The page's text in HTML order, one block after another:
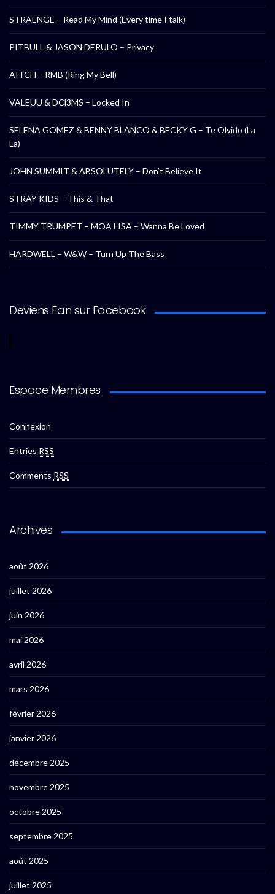
STRAENGE – Read My Mind (Every time I talk)
PITBULL & JASON DERULO – Privacy
AITCH – RMB (Ring My Bell)
VALEUU & DCl3MS – Locked In
SELENA GOMEZ & BENNY BLANCO & BECKY G – Te Olvido (La
La)
JOHN SUMMIT & ABSOLUTELY – Don’t Believe It
STRAY KIDS – This & That
TIMMY TRUMPET – MOA LISA – Wanna Be Loved
HARDWELL – W&W – Turn Up The Bass
Deviens Fan sur Facebook
Espace Membres
Connexion
Entries RSS
Comments RSS
Archives
août 2026
juillet 2026
juin 2026
mai 2026
avril 2026
mars 2026
février 2026
janvier 2026
décembre 2025
novembre 2025
octobre 2025
septembre 2025
août 2025
juillet 2025